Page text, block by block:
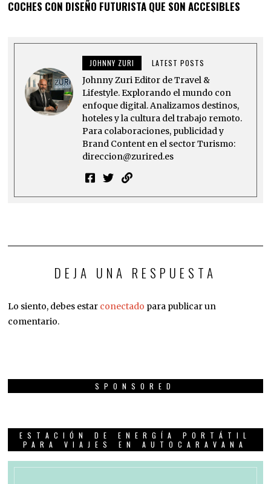
COCHES CON DISEÑO FUTURISTA QUE SON ACCESIBLES
JOHNNY ZURI LATEST POSTS
Johnny Zuri Editor de Travel &
Lifestyle. Explorando el mundo con
enfoque digital. Analizamos destinos,
hoteles y la cultura del trabajo remoto.
Para colaboraciones, publicidad y
Brand Content en el sector Turismo:
direccion@zurired.es
DEJA UNA RESPUESTA
Lo siento, debes estar conectado para publicar un
comentario.
SPONSORED
ESTACIÓN DE ENERGÍA PORTÁTIL
PARA VIAJES EN AUTOCARAVANA